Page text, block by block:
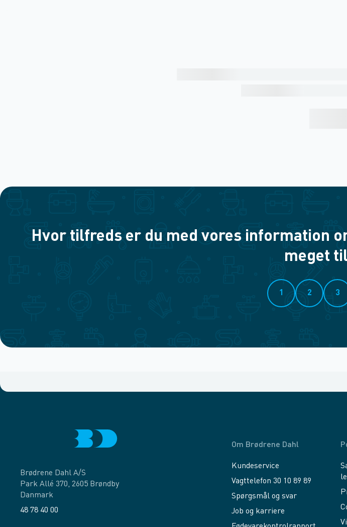
Hvor tilfreds er du med vores information
meget
1 2 3
Brødrene Dahl A/S
Park Allé 370, 2605 Brøndby
Danmark
48 78 40 00
Om Brødrene Dahl
Kundeservice
Vagttelefon 30 10 89 89
Spørgsmål og svar
Job og karriere